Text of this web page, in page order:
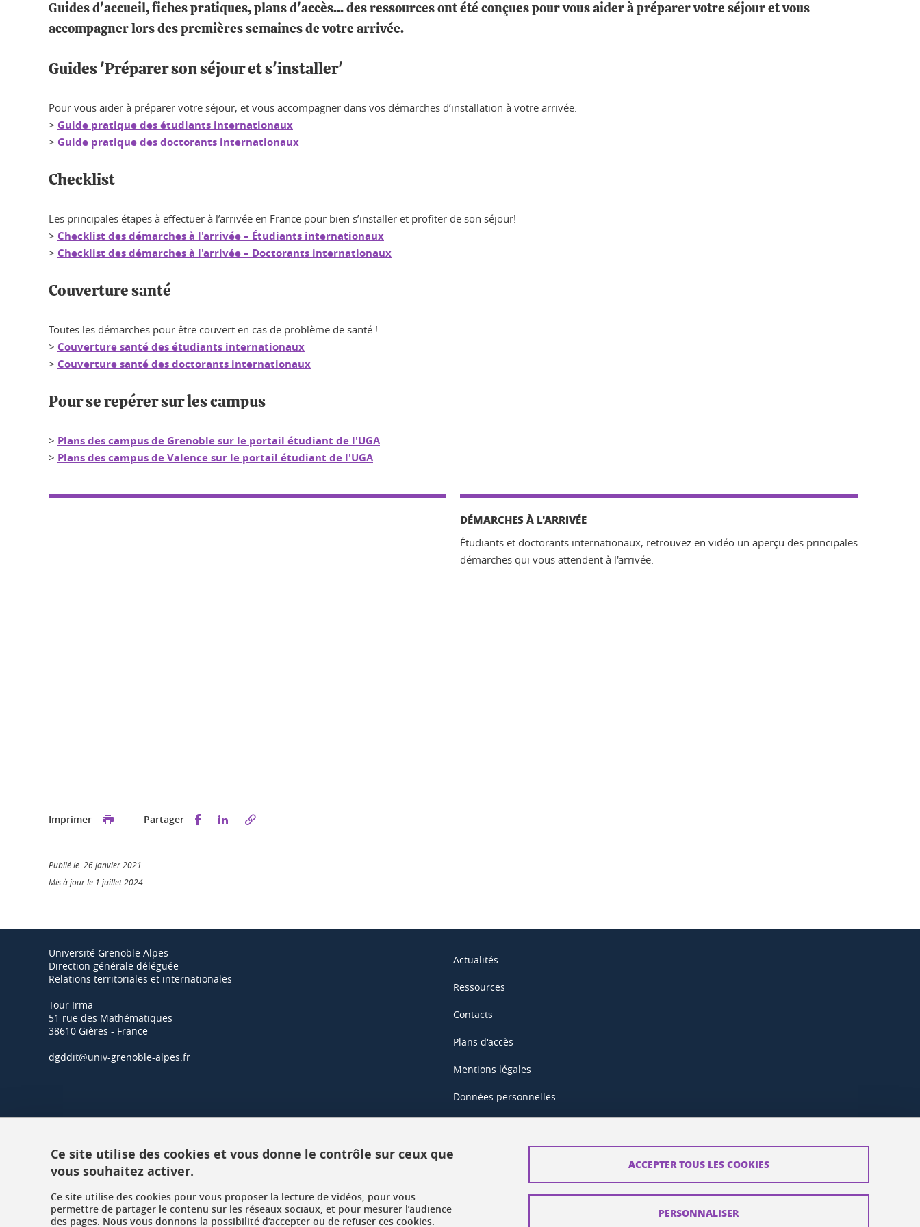
Guides d'accueil, fiches pratiques, plans d'accès... des ressources ont été conçues pour vous aider à préparer votre séjour et vous
accompagner lors des premières semaines de votre arrivée.
Guides 'Préparer son séjour et s'installer'
Pour vous aider à préparer votre séjour, et vous accompagner dans vos démarches d’installation à votre arrivée.
> Guide pratique des étudiants internationaux
> Guide pratique des doctorants internationaux
Checklist
Les principales étapes à effectuer à l’arrivée en France pour bien s’installer et profiter de son séjour!
> Checklist des démarches à l'arrivée – Étudiants internationaux
> Checklist des démarches à l'arrivée – Doctorants internationaux
Couverture santé
Toutes les démarches pour être couvert en cas de problème de santé !
> Couverture santé des étudiants internationaux
> Couverture santé des doctorants internationaux
Pour se repérer sur les campus
> Plans des campus de Grenoble sur le portail étudiant de l'UGA
> Plans des campus de Valence sur le portail étudiant de l'UGA
DÉMARCHES À L'ARRIVÉE
Étudiants et doctorants internationaux, retrouvez en vidéo un aperçu des principales
démarches qui vous attendent à l'arrivée.
Imprimer Partager Partager sur Facebook
Partager sur LinkedIn
Publié le 26 janvier 2021
Mis à jour le 1 juillet 2024
Université Grenoble Alpes
Direction générale déléguée
Relations territoriales et internationales
Tour Irma
51 rue des Mathématiques
38610 Gières - France
dgddit@univ-grenoble-alpes.fr
Actualités
Ressources
Contacts
Plans d'accès
Mentions légales
Données personnelles
Gestion des cookies
Ce site utilise des cookies et vous donne le contrôle sur ceux que
vous souhaitez activer.
Ce site utilise des cookies pour vous proposer la lecture de vidéos, pour vous
permettre de partager le contenu sur les réseaux sociaux, et pour mesurer l’audience
des pages. Nous vous donnons la possibilité d’accepter ou de refuser ces cookies.
ACCEPTER TOUS LES COOKIES
PERSONNALISER